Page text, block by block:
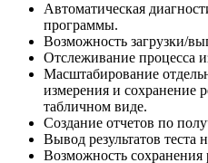
Автоматическая
программы.
Возможность загрузки/
Отслеживание процесса
Масштабирование
измерения и сохранение
табличном виде.
Создание отчетов по
Вывод результатов теста
Возможность сохранения